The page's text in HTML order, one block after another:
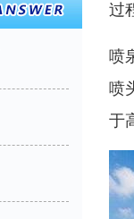
过
喷
喷
于